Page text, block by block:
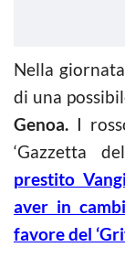
Nella
di una
Genoa. I
‘Gazzetta
prestito
aver in
favore del